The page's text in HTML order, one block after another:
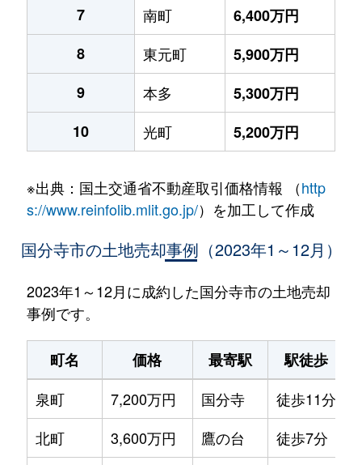
7
南町
6,400万円
8
東元町
5,900万円
9
本多
5,300万円
10
光町 5,200万円
※出典：国土交通省不動産取引価格情報 （http
s://www.reinfolib.mlit.go.jp/）を加工して作成
国分寺市の土地売却事例（2023年1～12月）
2023年1～12月に成約した国分寺市の土地売却
事例です。
町名 価格 最寄駅 駅徒歩
泉町
7,200万円 国分寺 徒歩11分
北町
3,600万円 鷹の台 徒歩7分